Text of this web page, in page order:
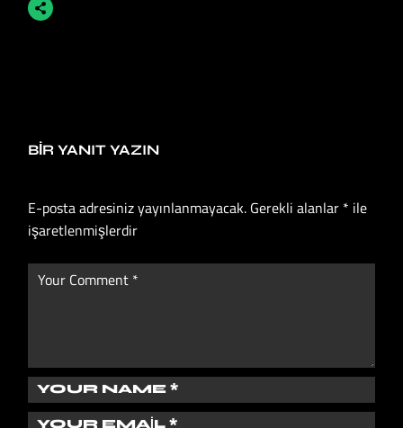
BIR YANIT YAZIN
E-posta adresiniz yayınlanmayacak. Gerekli alanlar * ile
işaretlenmişlerdir